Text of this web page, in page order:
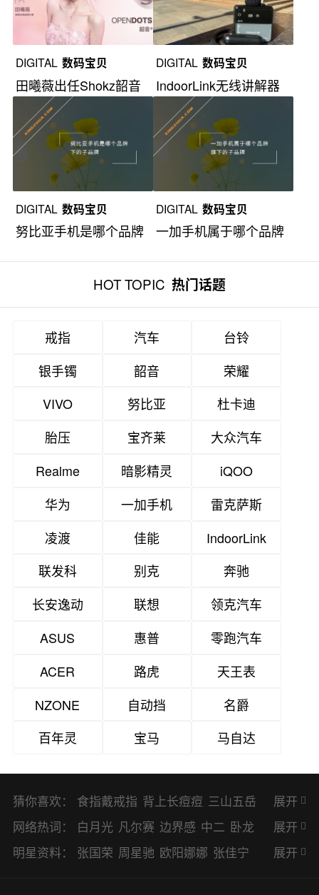
DIGITAL 数码宝贝
田曦薇出任Shokz韶音
全球品牌大使
DIGITAL 数码宝贝
IndoorLink无线讲解器
亮相MWC
DIGITAL 数码宝贝
努比亚手机是哪个品牌
DIGITAL 数码宝贝
一加手机属于哪个品牌
HOT TOPIC 热门话题
戒指 汽车
台铃
银手镯
韶音
荣耀
VIVO
努比亚
杜卡迪
胎压
宝齐莱
大众汽车
Realme
暗影精灵
iQOO
华为
一加手机
雷克萨斯
凌渡
佳能
IndoorLink
联发科
别克
奔驰
长安逸动
联想
领克汽车
ASUS
惠普
零跑汽车
ACER
路虎
天王表
NZONE
自动挡
名爵
百年灵
宝马 马自达
猜你喜欢： 食指戴戒指 背上长痘痘 三山五岳
避暑胜地
展开
网络热词：
白月光 凡尔赛 边界感 中二 卧龙
凤雏 二次元 KPI EMO CP BUG
展开
明星资料：
张国荣 周星驰 欧阳娜娜 张佳宁
展开